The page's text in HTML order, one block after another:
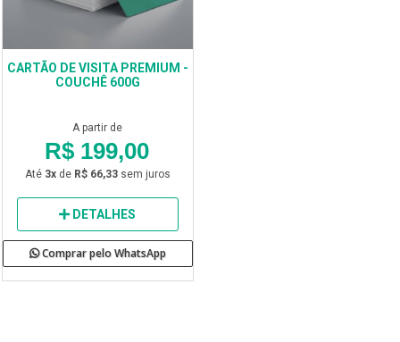
CARTÃO DE VISITA PREMIUM -
COUCHÊ 600G
A partir de
R$ 199,00
Até 3xde R$ 66,33sem juros
DETALHES
Comprar pelo WhatsApp